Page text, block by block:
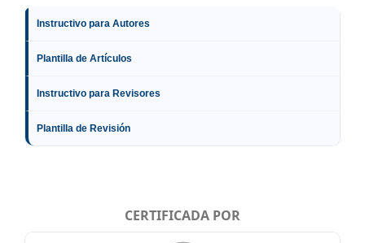
Instructivo para Autores
Plantilla de Artículos
Instructivo para Revisores
Plantilla de Revisión
CERTIFICADA POR